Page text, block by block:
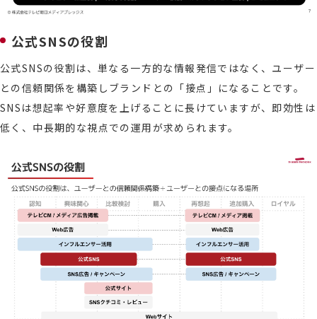
公式SNSの役割
公式SNSの役割は、単なる一方的な情報発信ではなく、ユーザー
との信頼関係を構築しブランドとの「接点」になることです。
SNSは想起率や好意度を上げることに長けていますが、即効性は
低く、中長期的な視点での運用が求められます。